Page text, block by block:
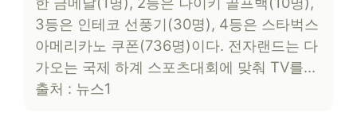
3등은 인테코 선풍기(30명), 4등은 스타벅스
아메리카노 쿠폰(736명)이다. 전자랜드는 다
가오는 국제 하계 스포츠대회에 맞춰 TV를…
출처 : 뉴스1